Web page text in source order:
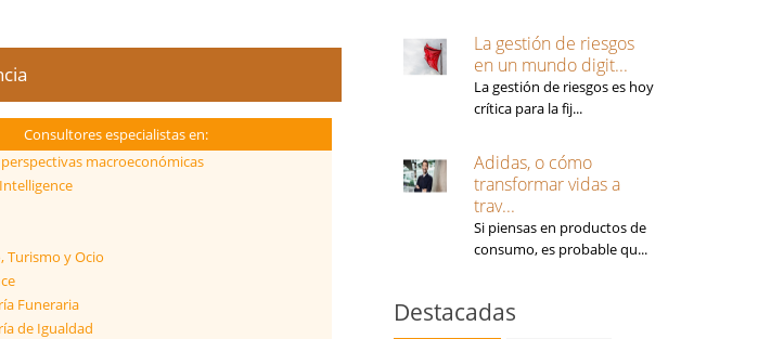
Consultores especialistas en:
macroeconómicas
Turismo y Ocio
Funeraria
de Igualdad
La gestión de riesgos
en un mundo digit...
La gestión de riesgos es hoy
crítica para la fij...
Adidas, o cómo
transformar vidas a
trav...
Si piensas en productos de
consumo, es probable qu...
Destacadas